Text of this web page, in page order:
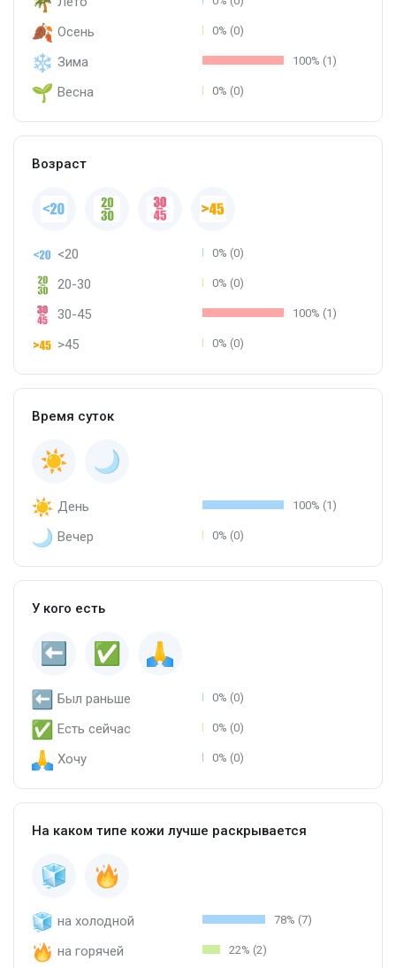
Осень 0% (0)
Зима 100% (1)
Весна 0% (0)
Возраст
<20 0% (0)
20-30 0% (0)
30-45 100% (1)
>45 0% (0)
Время суток
День 100% (1)
Вечер 0% (0)
У кого есть
Был раньше 0% (0)
Есть сейчас 0% (0)
Хочу 0% (0)
На каком типе кожи лучше раскрывается
на холодной 78% (7)
на горячей 22% (2)